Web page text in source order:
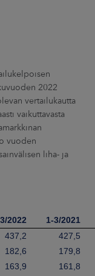
2022
vertailukautta
vaikuttavasta
vuoden
liha- ja
2022
1-3/2021
437,2
427,5
182,6
179,8
163,9
161,8